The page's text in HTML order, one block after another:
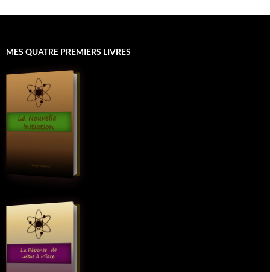
MES QUATRE PREMIERS LIVRES